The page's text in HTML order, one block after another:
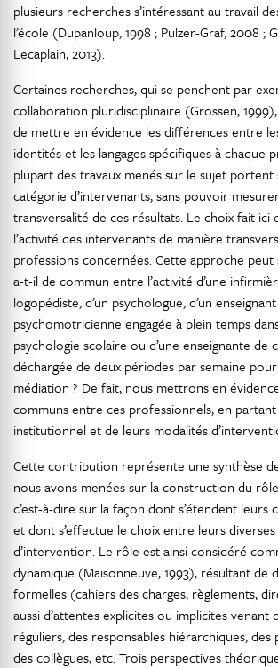
plusieurs recherches s’intéressant au travail
l’école (Dupanloup, 1998 ; Pulzer-Graf, 2008 ;
Lecaplain, 2013).
Certaines recherches, qui se penchent par
collaboration pluridisciplinaire (Grossen,
de mettre en évidence les différences entre
identités et les langages spécifiques à chaque
plupart des travaux menés sur le sujet portent
catégorie d’intervenants, sans pouvoir
transversalité de ces résultats. Le choix fait ici
l’activité des intervenants de manière
professions concernées. Cette approche peut
a-t-il de commun entre l’activité d’une
logopédiste, d’un psychologue, d’un enseignant
psychomotricienne engagée à plein temps
psychologie scolaire ou d’une enseignante de
déchargée de deux périodes par semaine
médiation ? De fait, nous mettrons en
communs entre ces professionnels, en
institutionnel et de leurs modalités
Cette contribution représente une synthèse
nous avons menées sur la construction du
c’est-à-dire sur la façon dont s’étendent leurs
et dont s’effectue le choix entre leurs
d’intervention. Le rôle est ainsi considéré
dynamique (Maisonneuve, 1993), résultant de
formelles (cahiers des charges, règlements,
aussi d’attentes explicites ou implicites venant
réguliers, des responsables hiérarchiques, des
des collègues, etc. Trois perspectives